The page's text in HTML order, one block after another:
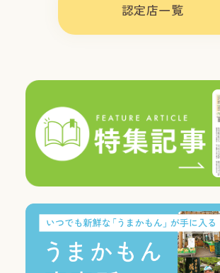
認定店一覧